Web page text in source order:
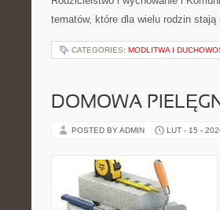
tematów, które dla wielu rodzin
CATEGORIES: MODLITWA I
DOMOWA
POSTED BY ADMIN LUT - 15 -